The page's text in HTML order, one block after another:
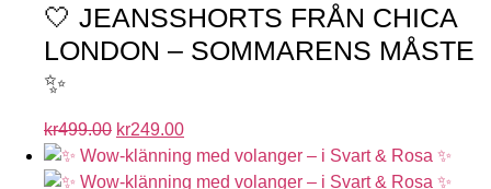
🤍 JEANSSHORTS FRÅN CHICA
LONDON – SOMMARENS MÅSTE
✨
kr499.00 kr249.00